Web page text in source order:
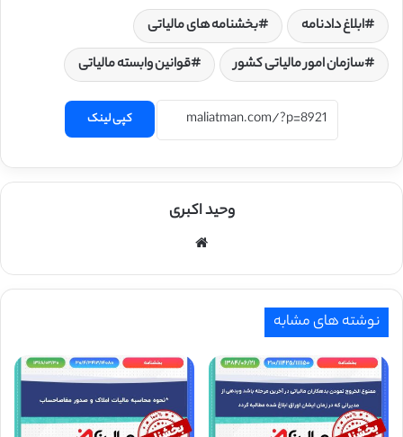
ابلاغ دادنامه
بخشنامه های مالیاتی
سازمان امور مالیاتی کشور
قوانین وابسته مالیاتی
کپی لینک
وحید اکبری
نوشته های مشابه